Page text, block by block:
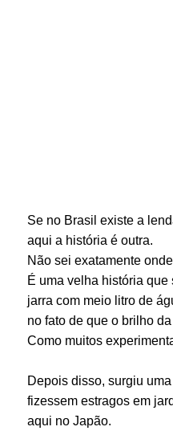
Se no Brasil existe a
aqui a história é outra.
Não sei exatamente
É uma velha história
jarra com meio litro de
no fato de que o brilho
Como muitos
Depois disso, surgiu
fizessem estragos em
aqui no Japão.